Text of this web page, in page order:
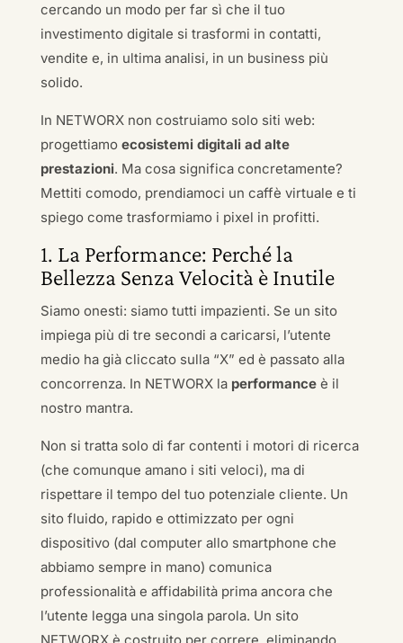
cercando un modo per far sì che il tuo
investimento digitale si trasformi in contatti,
vendite e, in ultima analisi, in un business più
solido.
In NETWORX non costruiamo solo siti web:
progettiamo ecosistemi digitali ad alte
prestazioni. Ma cosa significa concretamente?
Mettiti comodo, prendiamoci un caffè virtuale e ti
spiego come trasformiamo i pixel in profitti.
1. La Performance: Perché la
Bellezza Senza Velocità è Inutile
Siamo onesti: siamo tutti impazienti. Se un sito
impiega più di tre secondi a caricarsi, l’utente
medio ha già cliccato sulla “X” ed è passato alla
concorrenza. In NETWORX la performanceè il
nostro mantra.
Non si tratta solo di far contenti i motori di ricerca
(che comunque amano i siti veloci), ma di
rispettare il tempo del tuo potenziale cliente. Un
sito fluido, rapido e ottimizzato per ogni
dispositivo (dal computer allo smartphone che
abbiamo sempre in mano) comunica
professionalità e affidabilità prima ancora che
l’utente legga una singola parola. Un sito